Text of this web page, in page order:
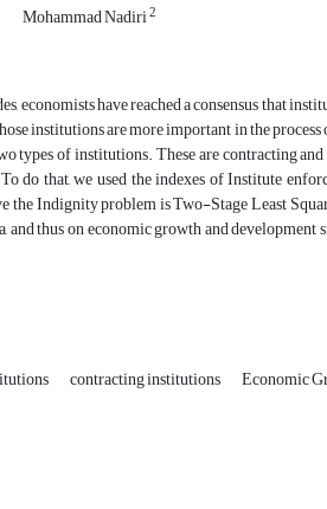
Mohammad Nadiri2
economists have reached a consensus that
institutions are more important in the
types of institutions. These are contracting
do that, we used the indexes of Institute
the Indignity problem is Two-Stage Least
and thus on economic growth and
contracting institutions Economic